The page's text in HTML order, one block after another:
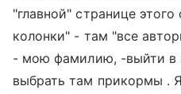
"главной" странице
колонки" - там "все
- мою фамилию, -выйти в
выбрать там прикормы .